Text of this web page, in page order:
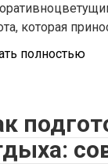
которая
полностью